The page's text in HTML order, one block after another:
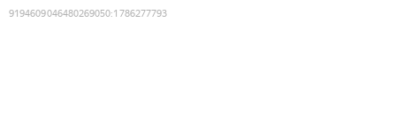
9194609046480269050:1786277793